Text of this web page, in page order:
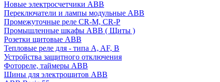
Новые электросчетчики ABB
Переключатели и лампы модульные ABB
Промежуточные реле CR-M, CR-P
Промышленные шкафы ABB ( Щиты )
Розетки щитовые ABB
Тепловые реле для - типа A, AF, B
Устройства защитного отключения
Фотореле, таймеры ABB
Шины для электрощитов АВВ